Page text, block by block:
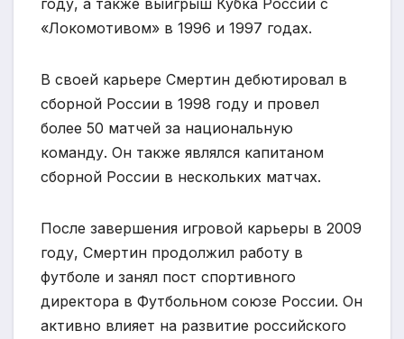
«Локомотивом» в 1996 и 1997 годах.
В своей карьере Смертин дебютировал в
сборной России в 1998 году и провел
более 50 матчей за национальную
команду. Он также являлся капитаном
сборной России в нескольких матчах.
После завершения игровой карьеры в 2009
году, Смертин продолжил работу в
футболе и занял пост спортивного
директора в Футбольном союзе России. Он
активно влияет на развитие российского